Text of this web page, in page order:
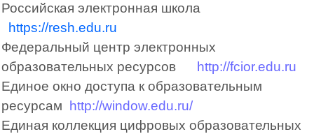
Российская электронная школа
https://resh.edu.ru
Федеральный центр электронных
образовательных ресурсов
http://fcior.edu.ru
Единое окно доступа к образовательным
ресурсам
http://window.edu.ru/
Единая коллекция цифровых образовательных